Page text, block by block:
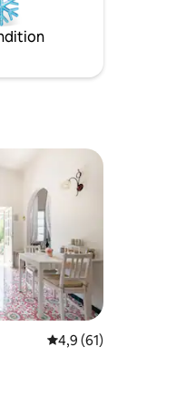
fred/ro.
4,9 ud af 5 i
4,9 (61)